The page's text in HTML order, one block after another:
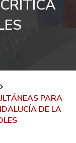
PARA
DE LA